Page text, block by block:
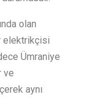
olan
elektrikçisi
Ümraniye
ve
aynı